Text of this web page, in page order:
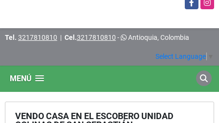
Tel. 3217810810 | Cel.3217810810 - Antioquia, Colombia
Select Language
MENÚ
VENDO CASA EN EL ESCOBERO UNIDAD